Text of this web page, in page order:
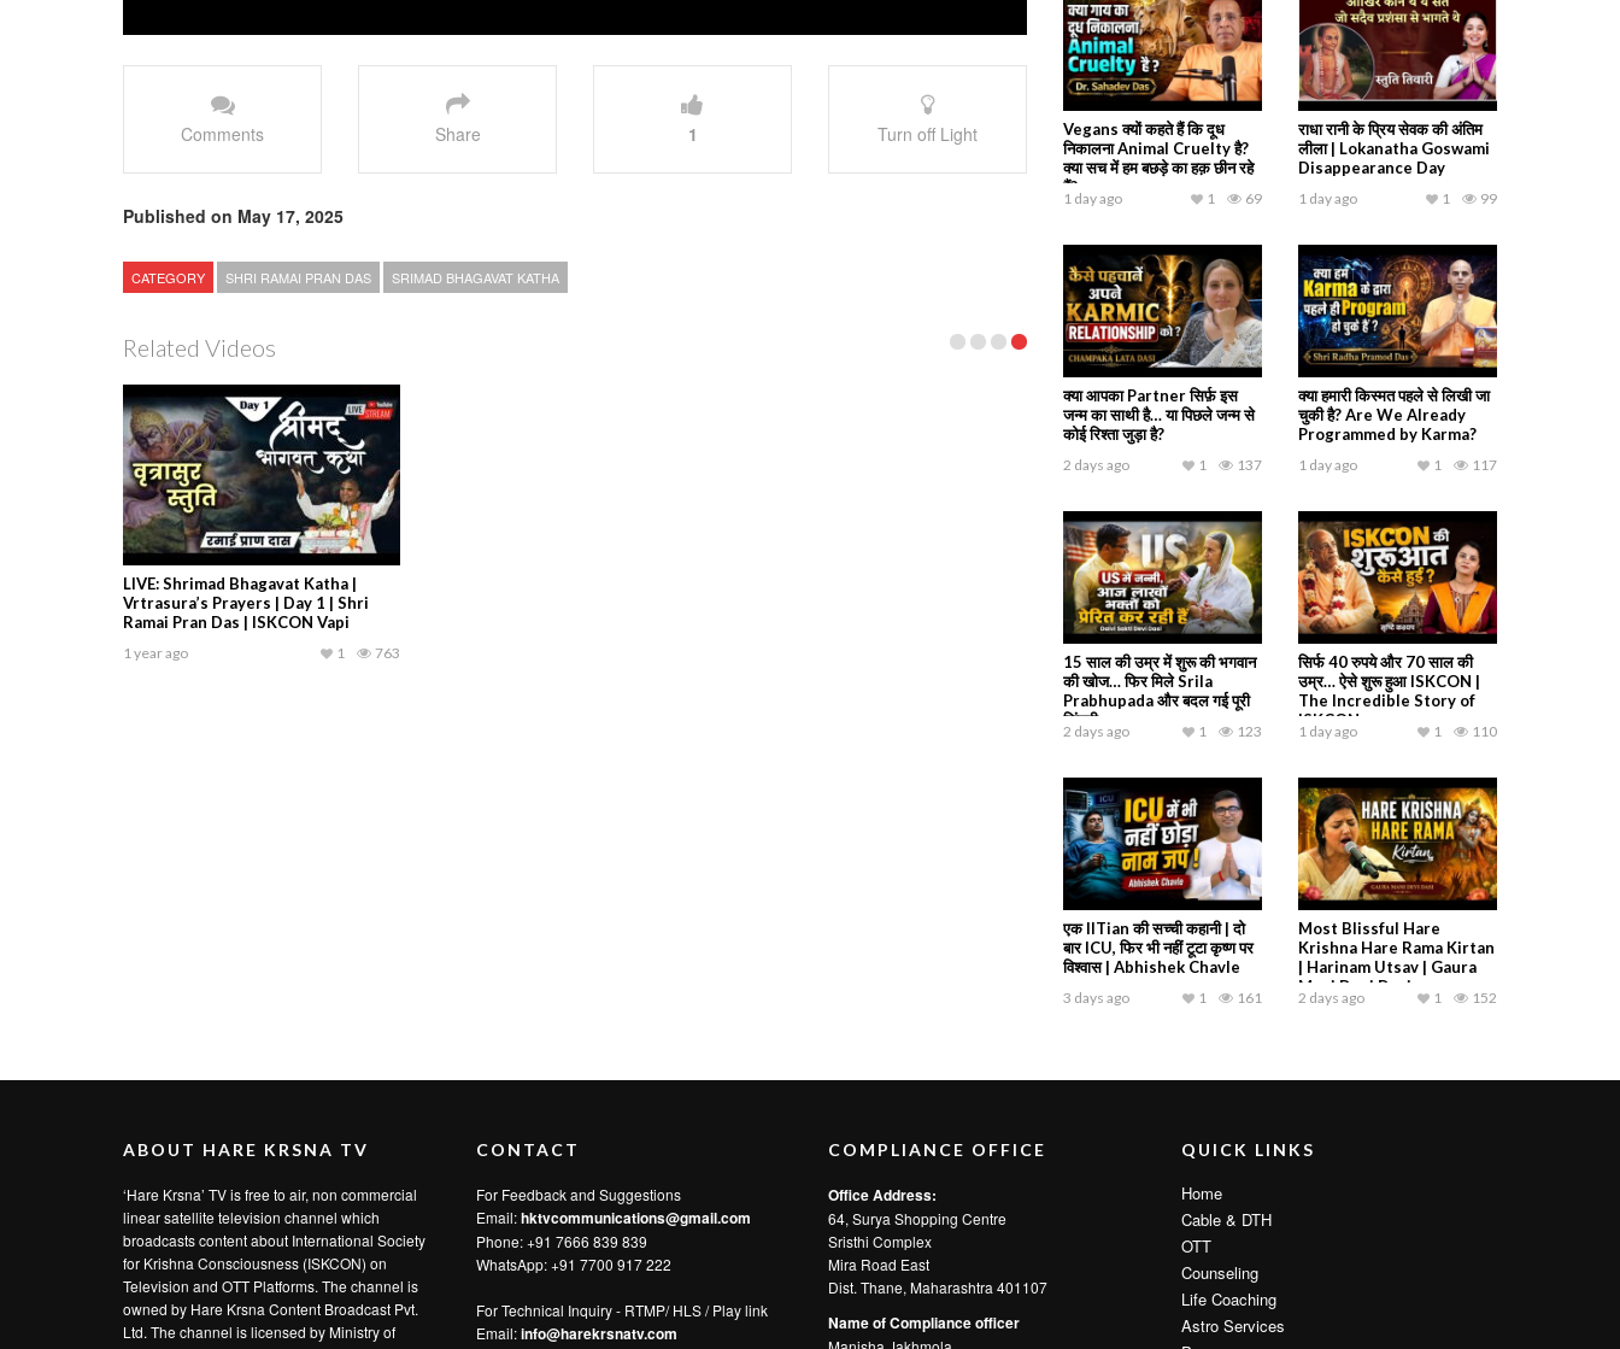
Comments Share 1 Turn off Light
Published on May 17, 2025
CATEGORY SHRI RAMAI PRAN DAS SRIMAD BHAGAVAT KATHA
Related Videos
LIVE: Shrimad Bhagavat Katha |
Vrtrasura’s Prayers | Day 1 | Shri
Ramai Pran Das | ISKCON Vapi
1 year ago 763
1
Vegans क्यों कहते हैं कि दूध
निकालना Animal Cruelty है?
क्या सच में हम बछड़े का हक़ छीन रहे
हैं?
1 day ago 69
1
राधा रानी के प्रिय सेवक की अंतिम
लीला | Lokanatha Goswami
Disappearance Day
1 day ago 99
1
क्या आपका Partner सिर्फ़ इस
जन्म का साथी है… या पिछले जन्म से
कोई रिश्ता जुड़ा है?
2 days ago 137
1
क्या हमारी किस्मत पहले से लिखी जा
चुकी है? Are We Already
Programmed by Karma?
1 day ago 117
1
15 साल की उम्र में शुरू की भगवान
की खोज… फिर मिले Srila
Prabhupada और बदल गई पूरी
जिंदगी
2 days ago 123
1
सिर्फ 40 रुपये और 70 साल की
उम्र… ऐसे शुरू हुआ ISKCON |
The Incredible Story of
ISKCON
1 day ago 110
1
एक IITian की सच्ची कहानी | दो
बार ICU, फिर भी नहीं टूटा कृष्ण पर
विश्वास | Abhishek Chavle
3 days ago 161
1
Most Blissful Hare
Krishna Hare Rama Kirtan
| Harinam Utsav | Gaura
Mani Devi Dasi
2 days ago 152
1
ABOUT HARE KRSNA TV
‘Hare Krsna’ TV is free to air, non commercial
linear satellite television channel which
broadcasts content about International Society
for Krishna Consciousness (ISKCON) on
Television and OTT Platforms. The channel is
owned by Hare Krsna Content Broadcast Pvt.
Ltd. The channel is licensed by Ministry of
CONTACT
For Feedback and Suggestions
Email:hktvcommunications@gmail.com
Phone: +91 7666 839 839
WhatsApp:+91 7700 917 222
For Technical Inquiry - RTMP/ HLS / Play link
Email:info@harekrsnatv.com
COMPLIANCE OFFICE
Office Address:
64, Surya Shopping Centre
Sristhi Complex
Mira Road East
Dist. Thane, Maharashtra 401107
Name of Compliance officer
QUICK LINKS
Home
Cable & DTH
OTT
Counseling
Life Coaching
Astro Services